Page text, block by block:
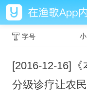
字号 小
[2016-12-16]
分级诊疗让农民